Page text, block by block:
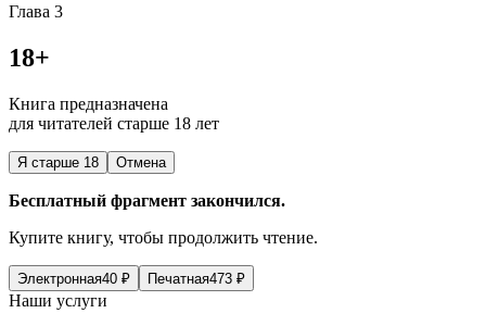
Глава 3
18+
Книга предназначена
для читателей старше 18 лет
Я старше 18 Отмена
Бесплатный фрагмент закончился.
Купите книгу, чтобы продолжить чтение.
Электронная40 ₽ Печатная473 ₽
Наши услуги